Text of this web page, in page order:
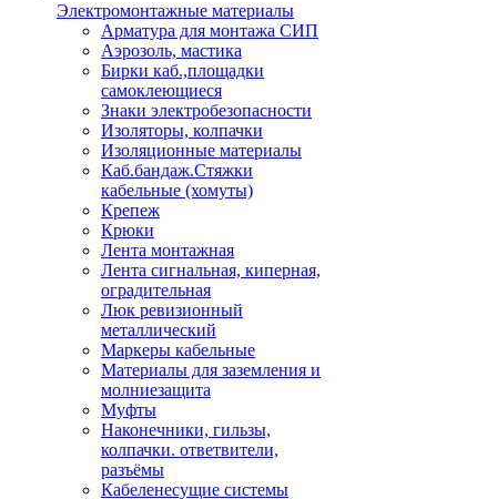
Электромонтажные материалы
Арматура для монтажа СИП
Аэрозоль, мастика
Бирки каб.,площадки
самоклеющиеся
Знаки электробезопасности
Изоляторы, колпачки
Изоляционные материалы
Каб.бандаж.Стяжки
кабельные (хомуты)
Крепеж
Крюки
Лента монтажная
Лента сигнальная, киперная,
оградительная
Люк ревизионный
металлический
Маркеры кабельные
Материалы для заземления и
молниезащита
Муфты
Наконечники, гильзы,
колпачки. ответвители,
разъёмы
Кабеленесущие системы